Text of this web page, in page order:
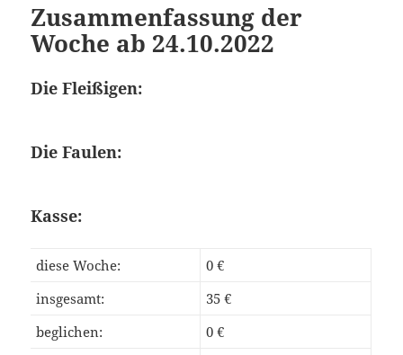
Zusammenfassung der
Woche ab 24.10.2022
Die Fleißigen:
Die Faulen:
Kasse:
diese Woche:
0 €
insgesamt:
35 €
beglichen:
0 €